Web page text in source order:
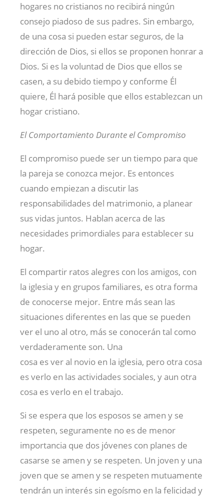
hogares no cristianos no recibirá ningún
consejo piadoso de sus padres. Sin embargo,
de una cosa si pueden estar seguros, de la
dirección de Dios, si ellos se proponen honrar a
Dios. Si es la voluntad de Dios que ellos se
casen, a su debido tiempo y conforme Él
quiere, Él hará posible que ellos establezcan un
hogar cristiano.
El Comportamiento Durante el Compromiso
El compromiso puede ser un tiempo para que
la pareja se conozca mejor. Es entonces
cuando empiezan a discutir las
responsabilidades del matrimonio, a planear
sus vidas juntos. Hablan acerca de las
necesidades primordiales para establecer su
hogar.
El compartir ratos alegres con los amigos, con
la iglesia y en grupos familiares, es otra forma
de conocerse mejor. Entre más sean las
situaciones diferentes en las que se pueden
ver el uno al otro, más se conocerán tal como
verdaderamente son. Una
cosa es ver al novio en la iglesia, pero otra cosa
es verlo en las actividades sociales, y aun otra
cosa es verlo en el trabajo.
Si se espera que los esposos se amen y se
respeten, seguramente no es de menor
importancia que dos jóvenes con planes de
casarse se amen y se respeten. Un joven y una
joven que se amen y se respeten mutuamente
tendrán un interés sin egoísmo en la felicidad y